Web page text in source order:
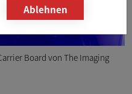
Board von The Imaging
Ablehnen